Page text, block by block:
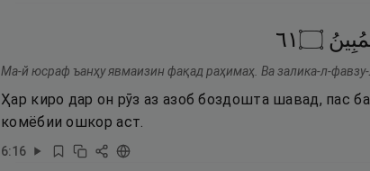
۝١٦
Ма-й юсраф ъанҳу явмаизин фақад раҳимаҳ. Ва залика-л-фавзу-
Ҳар киро дар он рӯз аз азоб боздошта шавад, пас
комёбии ошкор аст.
6:16